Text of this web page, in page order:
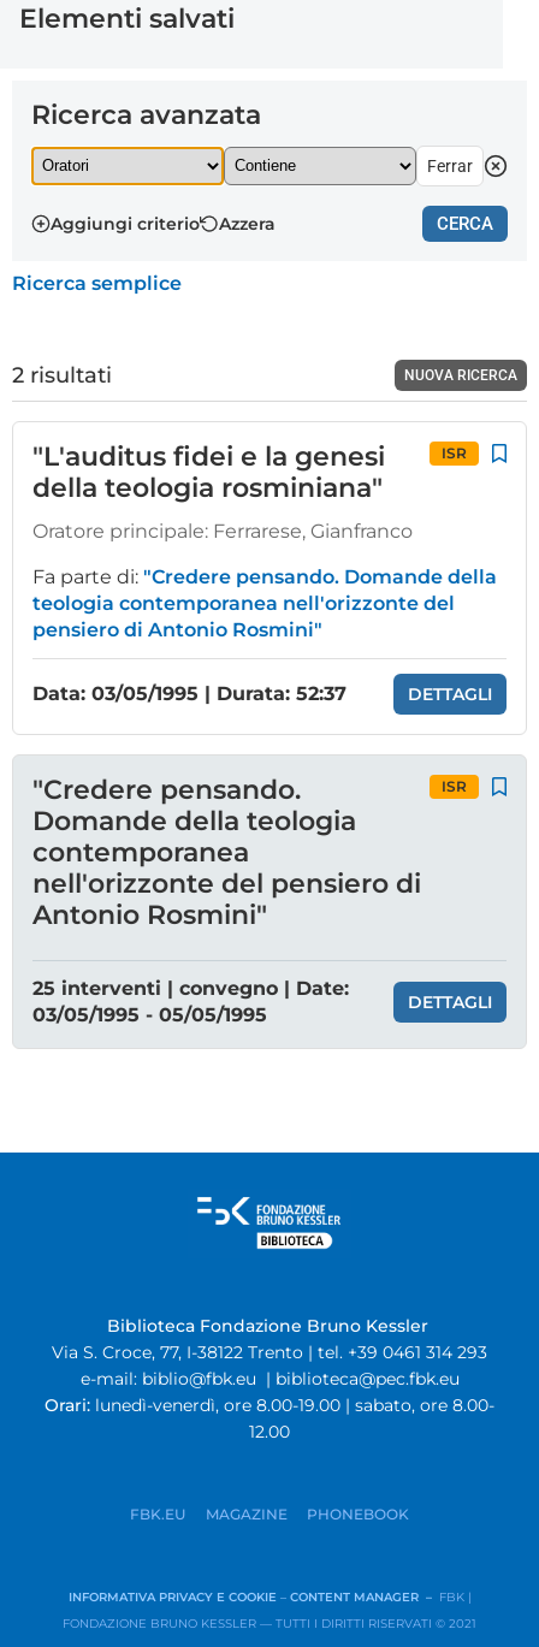
Elementi salvati
Ricerca avanzata
Aggiungi criterio Azzera CERCA
Ricerca semplice
2 risultati NUOVA RICERCA
"L'auditus fidei e la genesi
della teologia rosminiana"
ISR
Oratore principale: Ferrarese, Gianfranco
Fa parte di: "Credere pensando. Domande della
teologia contemporanea nell'orizzonte del
pensiero di Antonio Rosmini"
Data: 03/05/1995 | Durata: 52:37 DETTAGLI
"Credere pensando.
Domande della teologia
contemporanea
nell'orizzonte del pensiero di
Antonio Rosmini"
ISR
25 interventi | convegno | Date:
03/05/1995 - 05/05/1995
DETTAGLI
Biblioteca Fondazione Bruno Kessler
Via S. Croce, 77, I-38122 Trento | tel. +39 0461 314 293
e-mail: biblio@fbk.eu | biblioteca@pec.fbk.eu
Orari: lunedì-venerdì, ore 8.00-19.00 | sabato, ore 8.00-
12.00
FBK.EU MAGAZINE PHONEBOOK
INFORMATIVA PRIVACY E COOKIE – CONTENT MANAGER – FBK |
FONDAZIONE BRUNO KESSLER — TUTTI I DIRITTI RISERVATI © 2021